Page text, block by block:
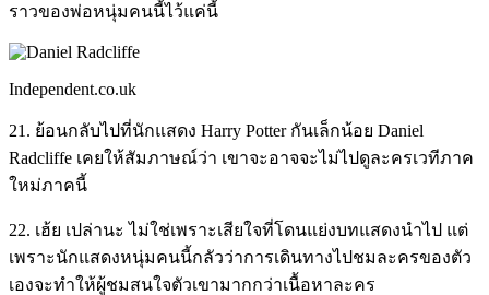
ราวของพ่อหนุ่มคนนี้ไว้แค่นี้
Independent.co.uk
21. ย้อนกลับไปที่นักแสดง Harry Potter กันเล็กน้อย Daniel
Radcliffe เคยให้สัมภาษณ์ว่า เขาจะอาจจะไม่ไปดูละครเวทีภาค
ใหม่ภาคนี้
22. เฮ้ย เปล่านะ ไม่ใช่เพราะเสียใจที่โดนแย่งบทแสดงนำไป แต่
เพราะนักแสดงหนุ่มคนนี้กลัวว่าการเดินทางไปชมละครของตัว
เองจะทำให้ผู้ชมสนใจตัวเขามากกว่าเนื้อหาละคร